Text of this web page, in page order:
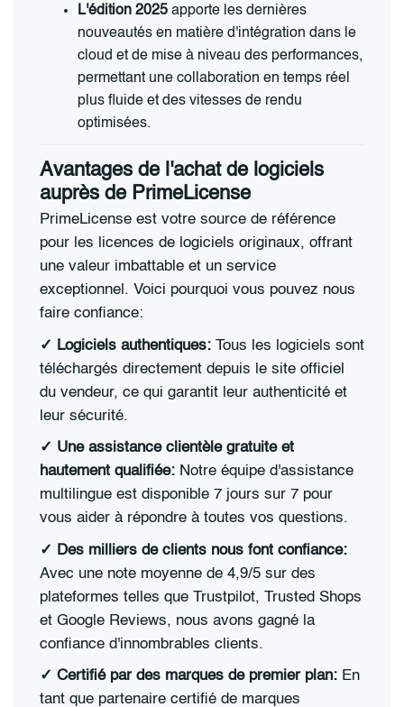
L'édition 2025 apporte les dernières
nouveautés en matière d'intégration dans le
cloud et de mise à niveau des performances,
permettant une collaboration en temps réel
plus fluide et des vitesses de rendu
optimisées.
Avantages de l'achat de logiciels
auprès de PrimeLicense
PrimeLicense est votre source de référence
pour les licences de logiciels originaux, offrant
une valeur imbattable et un service
exceptionnel. Voici pourquoi vous pouvez nous
faire confiance:
✓ Logiciels authentiques: Tous les logiciels sont
téléchargés directement depuis le site officiel
du vendeur, ce qui garantit leur authenticité et
leur sécurité.
✓ Une assistance clientèle gratuite et
hautement qualifiée: Notre équipe d'assistance
multilingue est disponible 7 jours sur 7 pour
vous aider à répondre à toutes vos questions.
✓ Des milliers de clients nous font confiance:
Avec une note moyenne de 4,9/5 sur des
plateformes telles que Trustpilot, Trusted Shops
et Google Reviews, nous avons gagné la
confiance d'innombrables clients.
✓ Certifié par des marques de premier plan: En
tant que partenaire certifié de marques